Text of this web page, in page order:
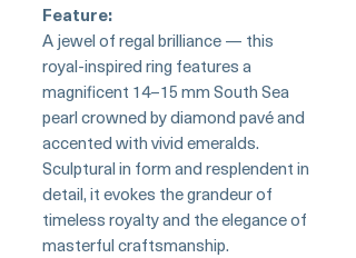
Feature:
A jewel of regal brilliance — this
royal-inspired ring features a
magnificent 14–15 mm South Sea
pearl crowned by diamond pavé and
accented with vivid emeralds.
Sculptural in form and resplendent in
detail, it evokes the grandeur of
timeless royalty and the elegance of
masterful craftsmanship.